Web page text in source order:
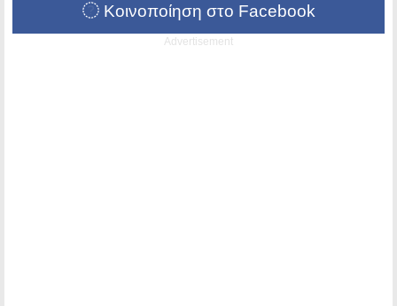
Κοινοποίηση στο Facebook
Advertisement